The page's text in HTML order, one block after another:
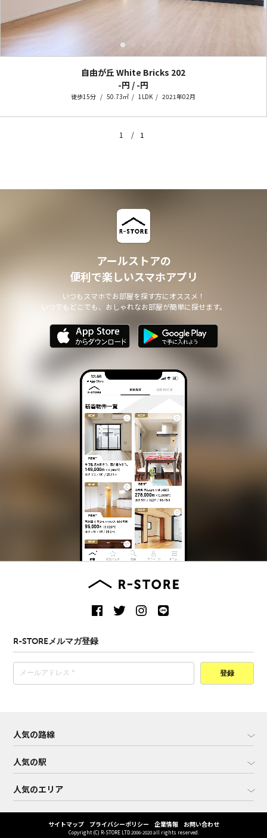
自由が丘 White Bricks 202
-円 / -円
徒歩15分 50.73㎡ 1LDK 2021年02月
1 1
アールストアの
便利で楽しいスマホアプリ
いつもスマホでお部屋を探す方にオススメ！
いつでもどこでも、おしゃれなお部屋が簡単に探せます。
R-STOREメルマガ登録
登録
人気の路線
人気の駅
人気のエリア
サイトマップ プライバシーポリシー 企業情報 お問い合わせ
Copyright (C) R-STORE LTD.2006-2020 all rights reserved.